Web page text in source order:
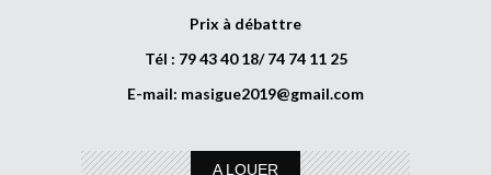
Prix à débattre
Tél : 79 43 40 18/ 74 74 11 25
E-mail: masigue2019@gmail.com
A LOUER